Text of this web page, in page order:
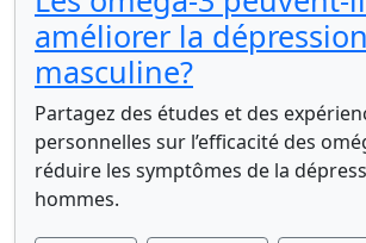
améliorer la dépression
masculine?
Partagez des études et des
personnelles sur l’efficacité des
réduire les symptômes de la
hommes.